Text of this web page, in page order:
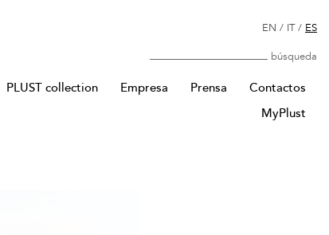
PLUST collection Empresa Prensa
Contactos
MyPlust
EN / IT/ ES
Búsqueda